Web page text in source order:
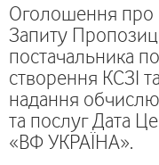
Оголошення про
Запиту
постачальника
створення КСЗІ та
надання
та послуг Дата
«ВФ УКРАЇНА».